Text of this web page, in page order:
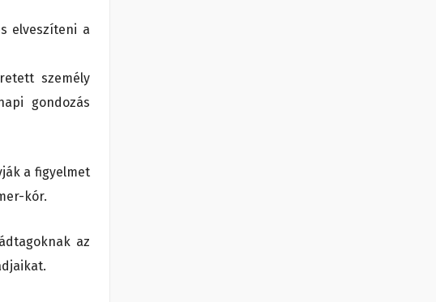
elveszíteni a
személy
gondozás
a figyelmet
kór.
az